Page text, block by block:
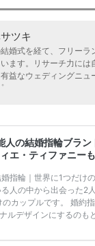
ツキ
婚式を経て、フリーラ
ます。リサーチ力には
益なウェディングニュ
人の結婚指輪ブラ
エ・ティファニー
指輪｜世界に1つだけ
人の中から出会った2
のカップルです。 婚約
ルデザインにするのも
るのも想い出になりま